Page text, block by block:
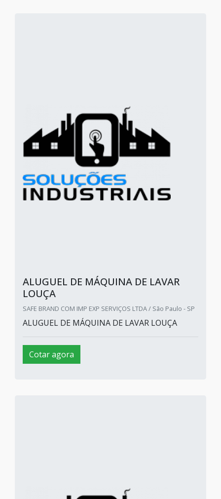
ALUGUEL DE MÁQUINA DE LAVAR
LOUÇA
SAFE BRAND COM IMP EXP SERVIÇOS LTDA / São Paulo - SP
ALUGUEL DE MÁQUINA DE LAVAR LOUÇA
Cotar agora